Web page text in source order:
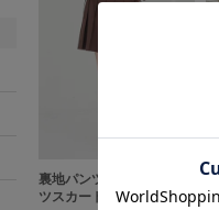
裏地パンツ付ミニプリー
ツスカート
ト